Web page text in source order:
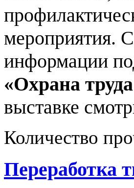
мероприятия.
информации
«Охрана
выставке
Количество
Переработка